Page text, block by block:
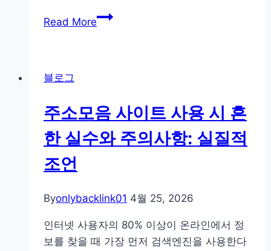
활
Read More주
트
의
변
핵
전
략:
블로그
주소모음 사이트 사용 시 흔
한 실수와 주의사항: 실질적
조언
Byonlybacklink01 4월 25, 2026
인터넷 사용자의 80% 이상이 온라인에서 정
보를 찾을 때 가장 먼저 검색엔진을 사용한다